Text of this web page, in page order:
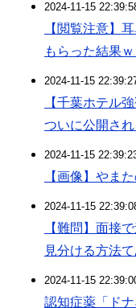
2024-11-15
【閲覧注意】
もらった結果
2024-11-15
【千葉ホテル
ついに公開され
2024-11-15
【画像】やま
2024-11-15
【難問】面接
見分ける方法
2024-11-15
認知症薬「ド